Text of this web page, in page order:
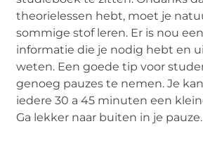
theorielessen hebt, moet je
sommige stof leren. Er is nou
informatie die je nodig hebt en
weten. Een goede tip voor
genoeg pauzes te nemen. Je
iedere 30 a 45 minuten een
Ga lekker naar buiten in je pauze.